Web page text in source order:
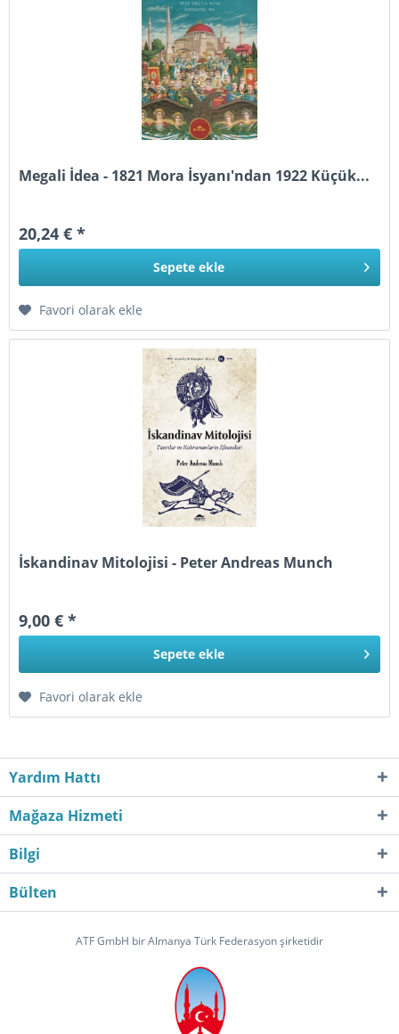
Megali İdea - 1821 Mora İsyanı'ndan 1922 Küçük...
20,24 € *
Sepete ekle
Favori olarak ekle
İskandinav Mitolojisi - Peter Andreas Munch
9,00 € *
Sepete ekle
Favori olarak ekle
Yardım Hattı
Mağaza Hizmeti
Bilgi
Bülten
ATF GmbH bir Almanya Türk Federasyon şirketidir